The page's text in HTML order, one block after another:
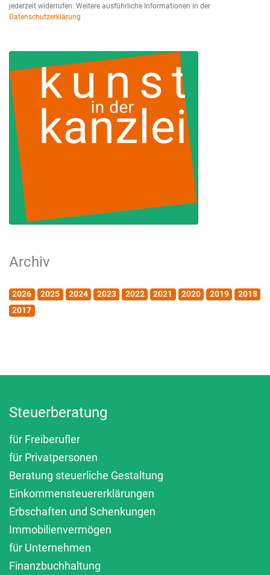
jederzeit widerrufen. Weitere ausführliche Informationen in der
Datenschutzerklärung
Archiv
2026 2025 2024 2023 2022 2021 2020 2019
2018
2017
Steuerberatung
für Freiberufler
für Privatpersonen
Beratung steuerliche Gestaltung
Einkommensteuererklärungen
Erbschaften und Schenkungen
Immobilienvermögen
für Unternehmen
Finanzbuchhaltung